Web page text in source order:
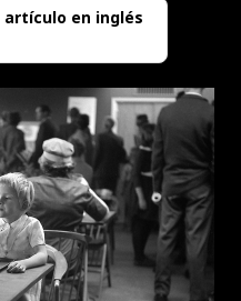
artículo en inglés